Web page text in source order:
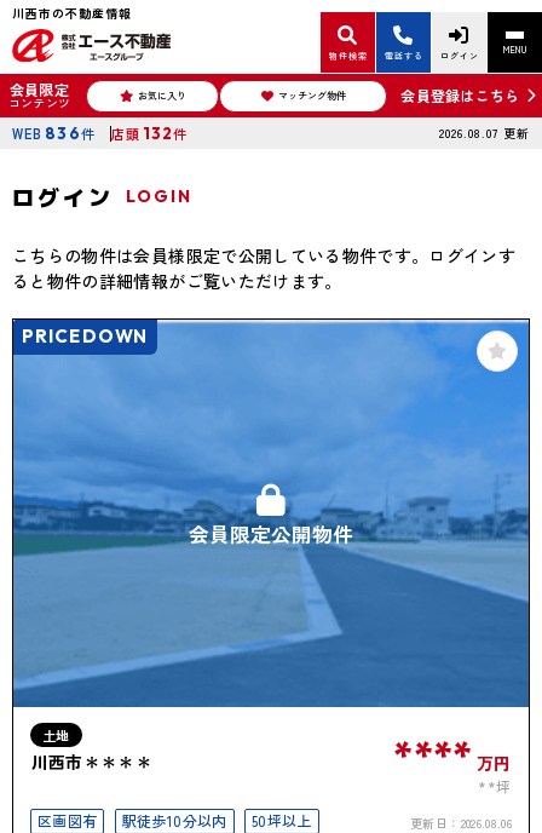
川西市の不動産情報
物件検索 電話する ログイン MENU
会員限定
コンテンツ お気に入り マッチング物件 会員登録はこちら
WEB 836件 店頭 132件 2026.08.07 更新
ログイン LOGIN
こちらの物件は会員様限定で公開している物件です。ログインす
ると物件の詳細情報がご覧いただけます。
会員限定公開物件
PRICEDOWN
土地
川西市＊＊＊＊ **** 万円
**坪
区画図有
駅徒歩10分以内 50坪以上 更新日： 2026.08.06